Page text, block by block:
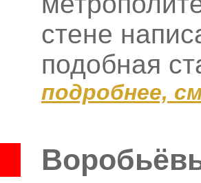
стене
подобная
подробнее,